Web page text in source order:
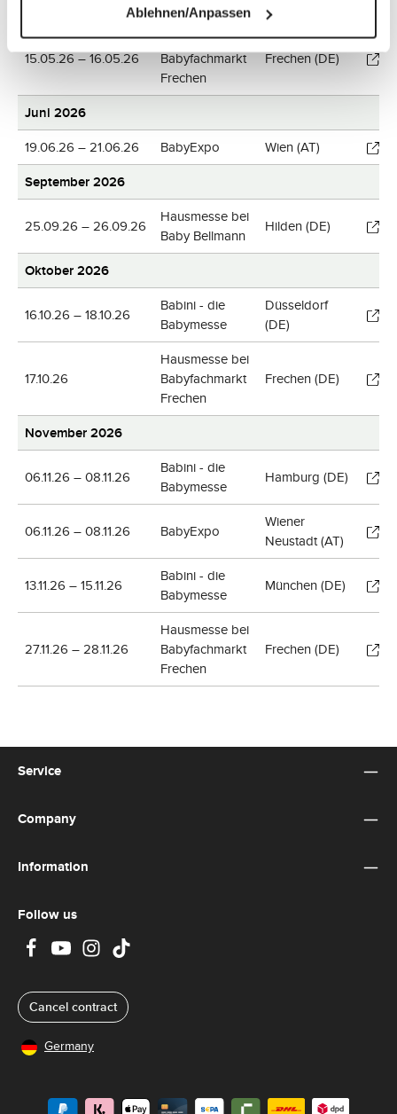
Ablehnen/Anpassen
15.05.26 – 16.05.26
Hausmesse bei
Babyfachmarkt
Frechen
Frechen (DE)
Juni 2026
19.06.26 – 21.06.26 BabyExpo Wien (AT)
September 2026
25.09.26 – 26.09.26
Hausmesse bei
Baby Bellmann
Hilden (DE)
Oktober 2026
16.10.26 – 18.10.26
Babini - die
Babymesse
Düsseldorf
(DE)
17.10.26
Hausmesse bei
Babyfachmarkt
Frechen
Frechen (DE)
November 2026
06.11.26 – 08.11.26
Babini - die
Babymesse
Hamburg (DE)
06.11.26 – 08.11.26 BabyExpo
Wiener
Neustadt (AT)
13.11.26 – 15.11.26
Babini - die
Babymesse
München (DE)
27.11.26 – 28.11.26
Hausmesse bei
Babyfachmarkt
Frechen
Frechen (DE)
Service
Company
Information
Follow us
Cancel contract
Germany